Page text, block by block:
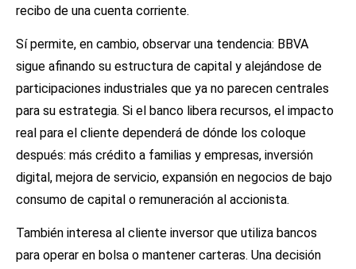
recibo de una cuenta corriente.
Sí permite, en cambio, observar una tendencia: BBVA
sigue afinando su estructura de capital y alejándose de
participaciones industriales que ya no parecen centrales
para su estrategia. Si el banco libera recursos, el impacto
real para el cliente dependerá de dónde los coloque
después: más crédito a familias y empresas, inversión
digital, mejora de servicio, expansión en negocios de bajo
consumo de capital o remuneración al accionista.
También interesa al cliente inversor que utiliza bancos
para operar en bolsa o mantener carteras. Una decisión